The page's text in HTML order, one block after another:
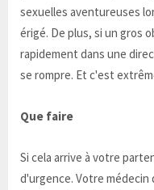
sexuelles aventureuses
érigé. De plus, si un gros
rapidement dans une
se rompre. Et c'est
Que faire
Si cela arrive à votre
d'urgence. Votre médecin